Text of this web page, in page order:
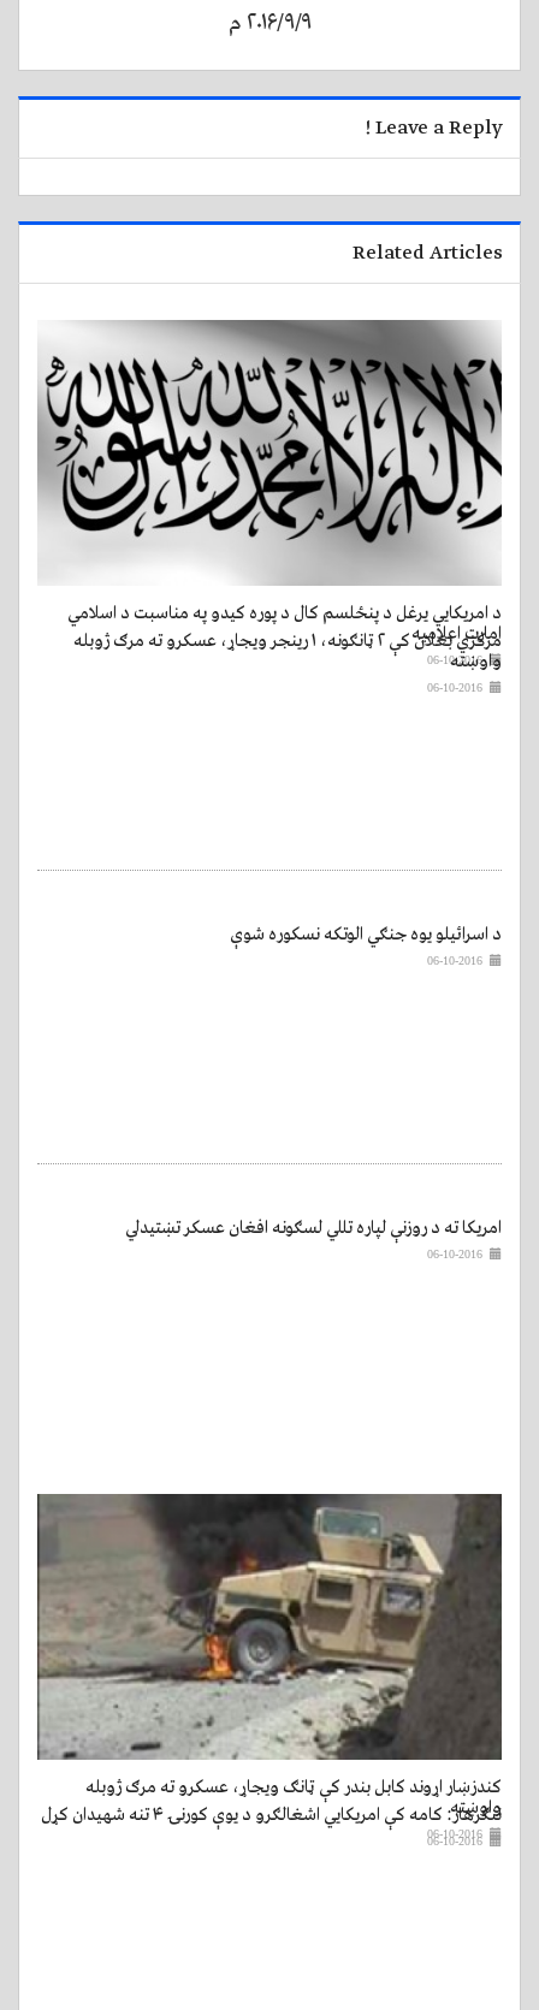
۲۰۱۶/۹/۹ م
Leave a Reply !
Related Articles
د امریکایي یرغل د پنځلسم کال د پوره کیدو په مناسبت د اسلامي
امارت اعلامیه
06-10-2016
مرکزي بغلان کې ۲ ټانګونه، ۱ رینجر ویجاړ، عسکرو ته مرګ ژوبله
واوښته
06-10-2016
د اسرائیلو یوه جنګي الوتکه نسکوره شوې
06-10-2016
امریکا ته د روزنې لپاره تللي لسګونه افغان عسکر تښتيدلي
06-10-2016
کندزښار اړوند کابل بندر کې ټانګ ویجاړ، عسکرو ته مرګ ژوبله
واوښته
06-10-2016
ننګرهار: کامه کې امریکایي اشغالګرو د یوې کورنۍ ۴ تنه شهیدان کړل
06-10-2016